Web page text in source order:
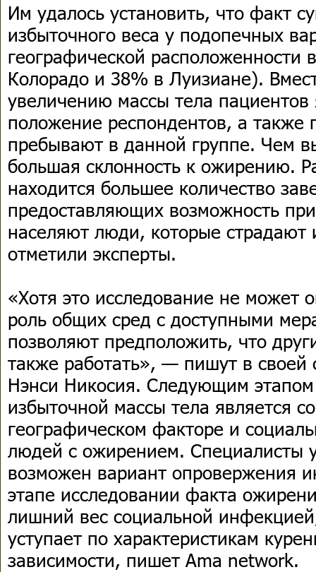
Им удалось установить, что факт
избыточного веса у подопечных
географической расположенности
Колорадо и 38% в Луизиане).
увеличению массы тела пациентов
положение респондентов, а также
пребывают в данной группе. Чем
большая склонность к ожирению.
находится большее количество
предоставляющих возможность
населяют люди, которые
отметили эксперты.
«Хотя это исследование не может
роль общих сред с доступными
позволяют предположить, что
также работать», — пишут в своей
Нэнси Никосия. Следующим
избыточной массы тела является
географическом факторе и
людей с ожирением. Специалисты
возможен вариант опровержения
этапе исследовании факта
лишний вес социальной
уступает по характеристикам
зависимости, пишет Аma network.